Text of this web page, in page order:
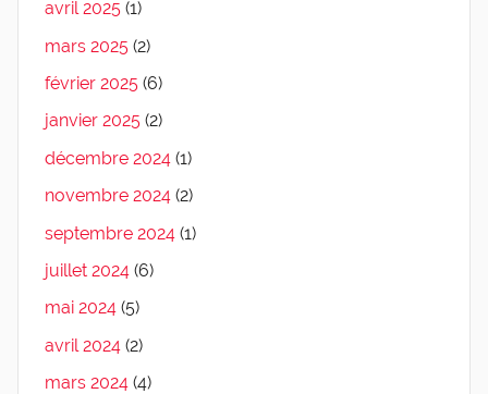
avril 2025 (1)
mars 2025 (2)
février 2025 (6)
janvier 2025 (2)
décembre 2024 (1)
novembre 2024 (2)
septembre 2024 (1)
juillet 2024 (6)
mai 2024 (5)
avril 2024 (2)
mars 2024 (4)